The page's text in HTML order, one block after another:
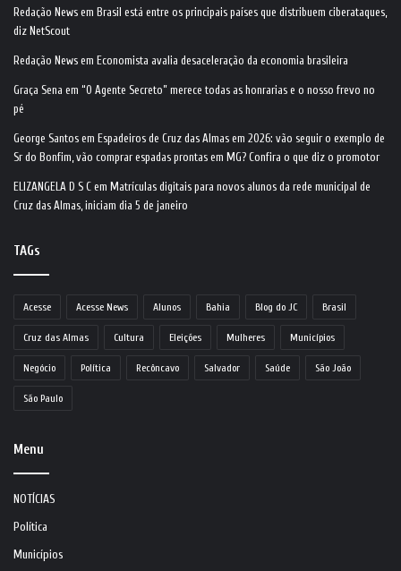
Redação News em Brasil está entre os principais países que distribuem ciberataques,
diz NetScout
Redação News em Economista avalia desaceleração da economia brasileira
Graça Sena em “O Agente Secreto” merece todas as honrarias e o nosso frevo no
pé
George Santos em Espadeiros de Cruz das Almas em 2026: vão seguir o exemplo de
Sr do Bonfim, vão comprar espadas prontas em MG? Confira o que diz o promotor
ELIZANGELA D S C em Matrículas digitais para novos alunos da rede municipal de
Cruz das Almas, iniciam dia 5 de janeiro
TAGs
Acesse Acesse News Alunos Bahia Blog do JC Brasil
Cruz das Almas Cultura Eleições Mulheres Municípios
Negócio Política Recôncavo Salvador Saúde São João
São Paulo
Menu
NOTÍCIAS
Política
Municípios